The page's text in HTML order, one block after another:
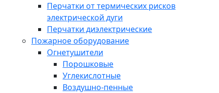
Перчатки от термических рисков
электрической дуги
Перчатки диэлектрические
Пожарное оборудование
Огнетушители
Порошковые
Углекислотные
Воздушно-пенные